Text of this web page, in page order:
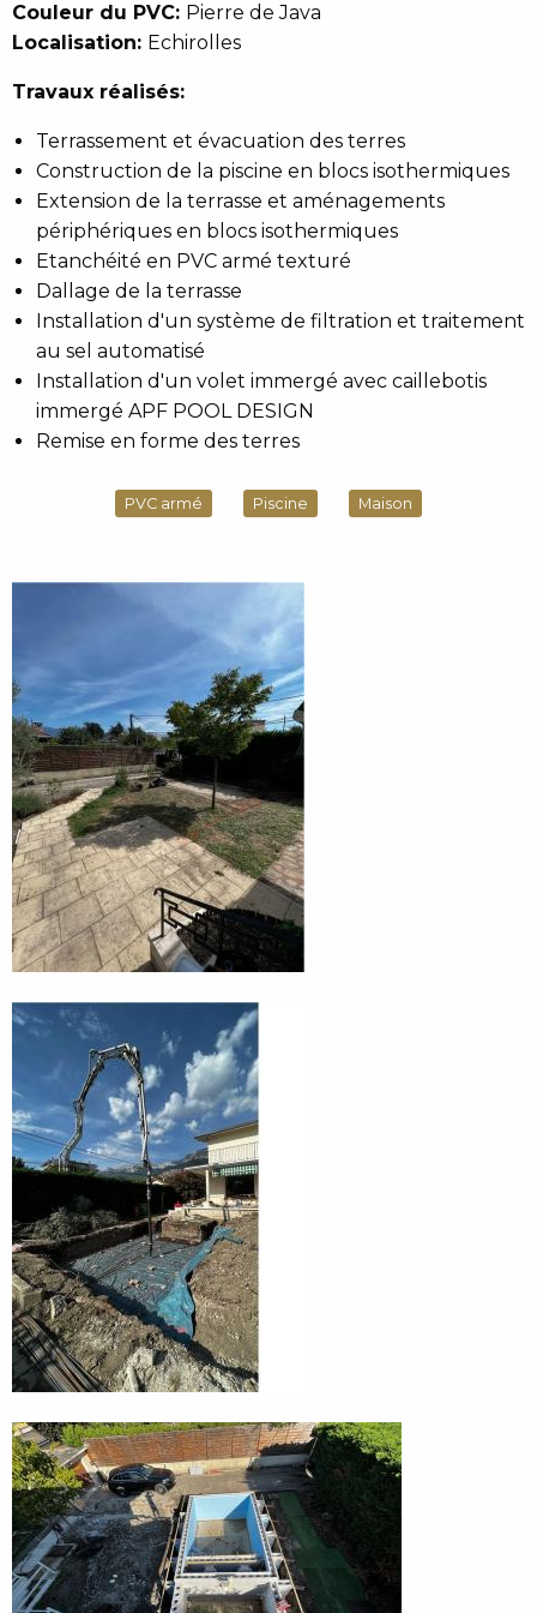
Couleur du PVC: Pierre de Java
Localisation: Echirolles
Travaux réalisés:
Terrassement et évacuation des terres
Construction de la piscine en blocs isothermiques
Extension de la terrasse et aménagements
périphériques en blocs isothermiques
Etanchéité en PVC armé texturé
Dallage de la terrasse
Installation d'un système de filtration et traitement
au sel automatisé
Installation d'un volet immergé avec caillebotis
immergé APF POOL DESIGN
Remise en forme des terres
PVC armé Piscine Maison